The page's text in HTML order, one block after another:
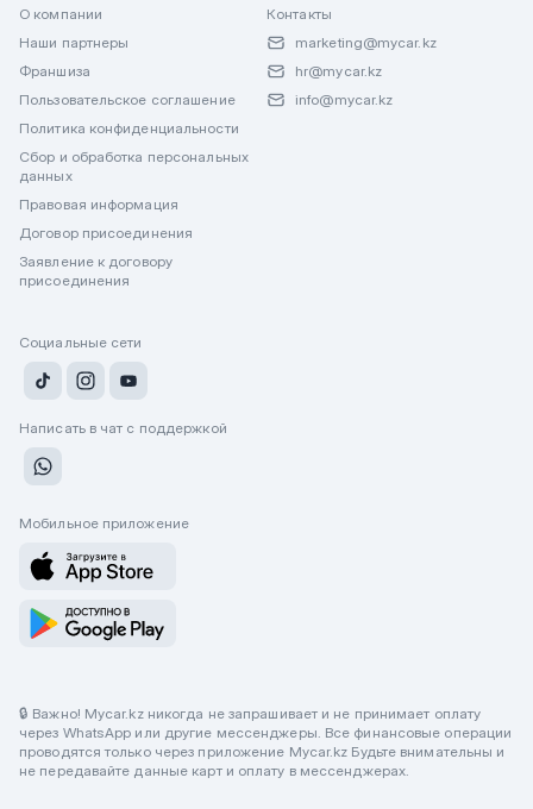
О компании
Наши партнеры
Франшиза
Пользовательское соглашение
Политика конфиденциальности
Сбор и обработка персональных
данных
Правовая информация
Договор присоединения
Заявление к договору
присоединения
Контакты
marketing@mycar.kz
hr@mycar.kz
info@mycar.kz
Социальные сети
Написать в чат с поддержкой
Мобильное приложение
🔒 Важно! Mycar.kz никогда не запрашивает и не принимает оплату
через WhatsApp или другие мессенджеры. Все финансовые операции
проводятся только через приложение Mycar.kz Будьте внимательны и
не передавайте данные карт и оплату в мессенджерах.